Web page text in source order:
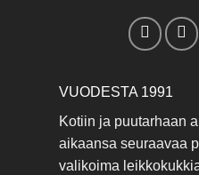
VUODESTA 1991
Kotiin ja puutarhaan
aikaansa seuraavaa
valikoima